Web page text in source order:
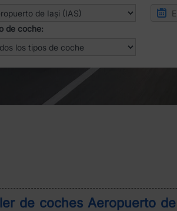
de coche:
de coches Aeropuerto